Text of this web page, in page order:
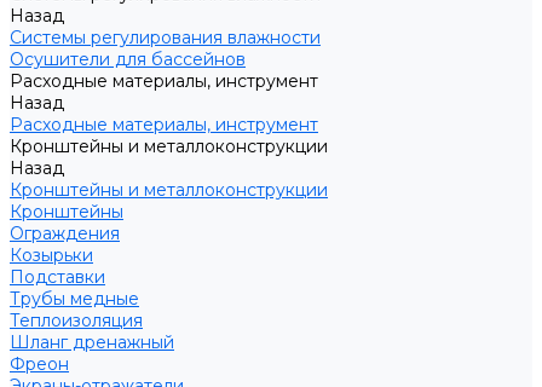
Назад
Системы регулирования влажности
Осушители для бассейнов
Расходные материалы, инструмент
Назад
Расходные материалы, инструмент
Кронштейны и металлоконструкции
Назад
Кронштейны и металлоконструкции
Кронштейны
Ограждения
Козырьки
Подставки
Трубы медные
Теплоизоляция
Шланг дренажный
Фреон